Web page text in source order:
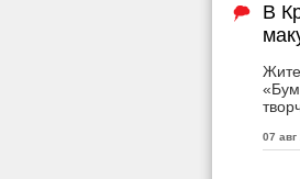
В
07 авг